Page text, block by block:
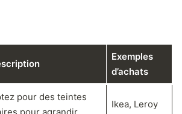
Exemples
d’achats
pour des teintes
Ikea, Leroy